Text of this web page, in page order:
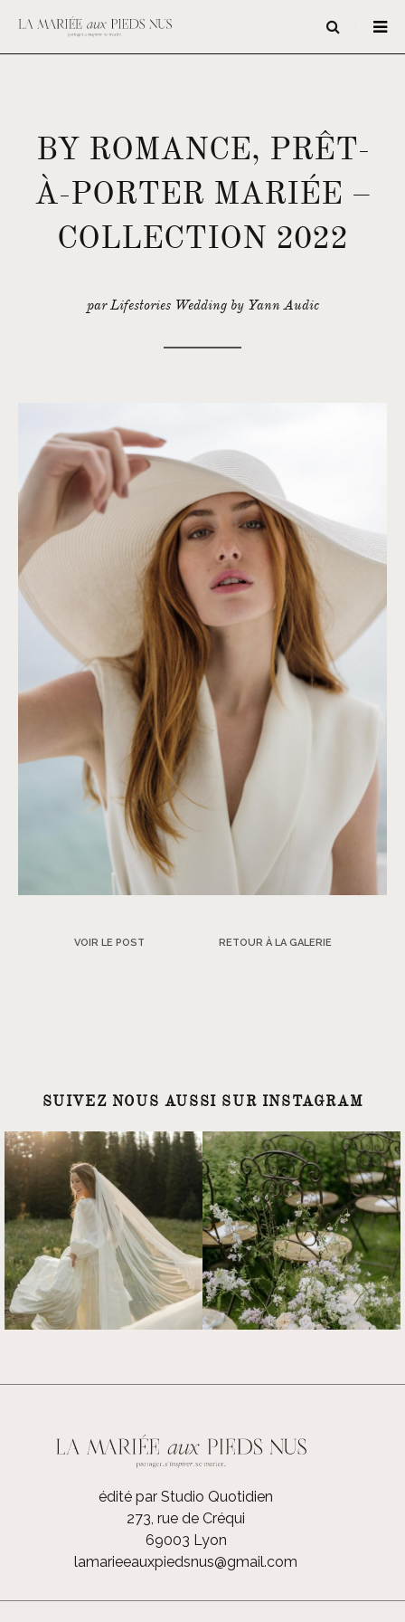
BY ROMANCE, PRÊT-
À-PORTER MARIÉE –
COLLECTION 2022
par Lifestories Wedding by Yann Audic
VOIR LE POST RETOUR À LA GALERIE
SUIVEZ NOUS AUSSI SUR INSTAGRAM
édité par Studio Quotidien
273, rue de Créqui
69003 Lyon
lamarieeauxpiedsnus@gmail.com